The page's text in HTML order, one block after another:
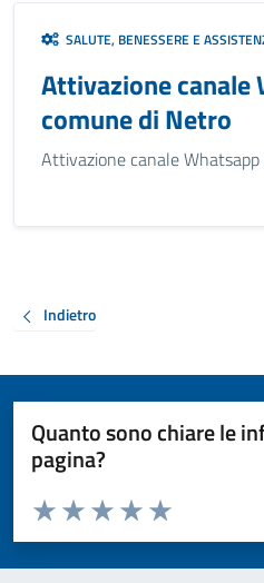
SALUTE, BENESSERE E
Attivazione canale
comune di Netro
Attivazione canale
Indietro
Quanto sono chiare le
pagina?
Valuta da 1 a 5 stelle la pagina
Valuta 5 stelle
Valuta 4 stelle su 5
Valuta 3 stelle su 5
Valuta 2 stelle su 5
Valuta 1 stelle su 5